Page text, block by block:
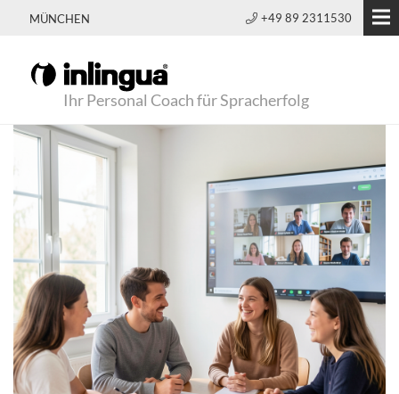
MÜNCHEN +49 89 2311530
Ihr Personal Coach für Spracherfolg